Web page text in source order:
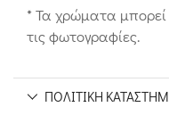
* Τα χρώματα
τις φωτογραφίες.
ΠΟΛΙΤΙΚΉ